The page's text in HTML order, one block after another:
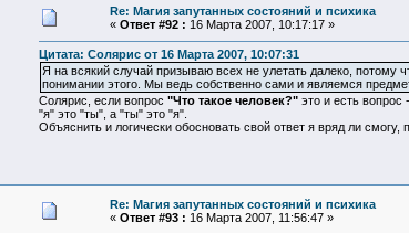
Re: Магия запутанных состояний и психика
« Ответ #92 : 16 Марта 2007, 10:17:17 »
Цитата: Солярис от 16 Марта 2007, 10:07:31
Я на всякий случай призываю всех не улетать далеко, потому
понимании этого. Мы ведь собственно сами и являемся
Солярис, если вопрос "Что такое человек?" это и есть вопрос
"я" это "ты", а "ты" это "я".
Объяснить и логически обосновать свой ответ я вряд ли смогу,
Re: Магия запутанных состояний и психика
« Ответ #93 : 16 Марта 2007, 11:56:47 »